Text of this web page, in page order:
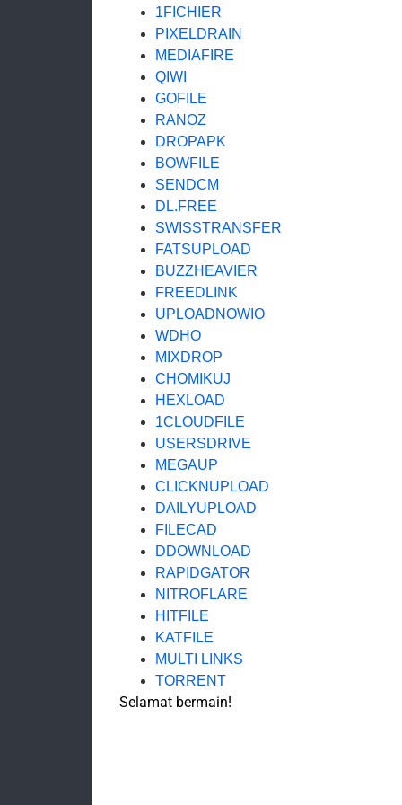
1FICHIER
PIXELDRAIN
MEDIAFIRE
QIWI
GOFILE
RANOZ
DROPAPK
BOWFILE
SENDCM
DL.FREE
SWISSTRANSFER
FATSUPLOAD
BUZZHEAVIER
FREEDLINK
UPLOADNOWIO
WDHO
MIXDROP
CHOMIKUJ
HEXLOAD
1CLOUDFILE
USERSDRIVE
MEGAUP
CLICKNUPLOAD
DAILYUPLOAD
FILECAD
DDOWNLOAD
RAPIDGATOR
NITROFLARE
HITFILE
KATFILE
MULTI LINKS
TORRENT
Selamat bermain!